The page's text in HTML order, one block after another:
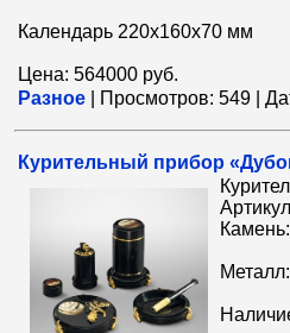
Календарь 220x160x70 мм
Цена: 564000 руб.
Разное
Просмотров: 549
Курительный прибор